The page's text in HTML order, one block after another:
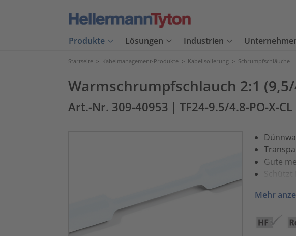
Produkte Lösungen Industrien
Startseite > Kabelmanagement-Produkte > Kabelisolierung > Schrumpfschläuche
Warmschrumpfschlauch 2:1
Art.-Nr. 309-40953 | TF24-9.5/4.8-PO-X-CL
Gute
Schützt
Mehr